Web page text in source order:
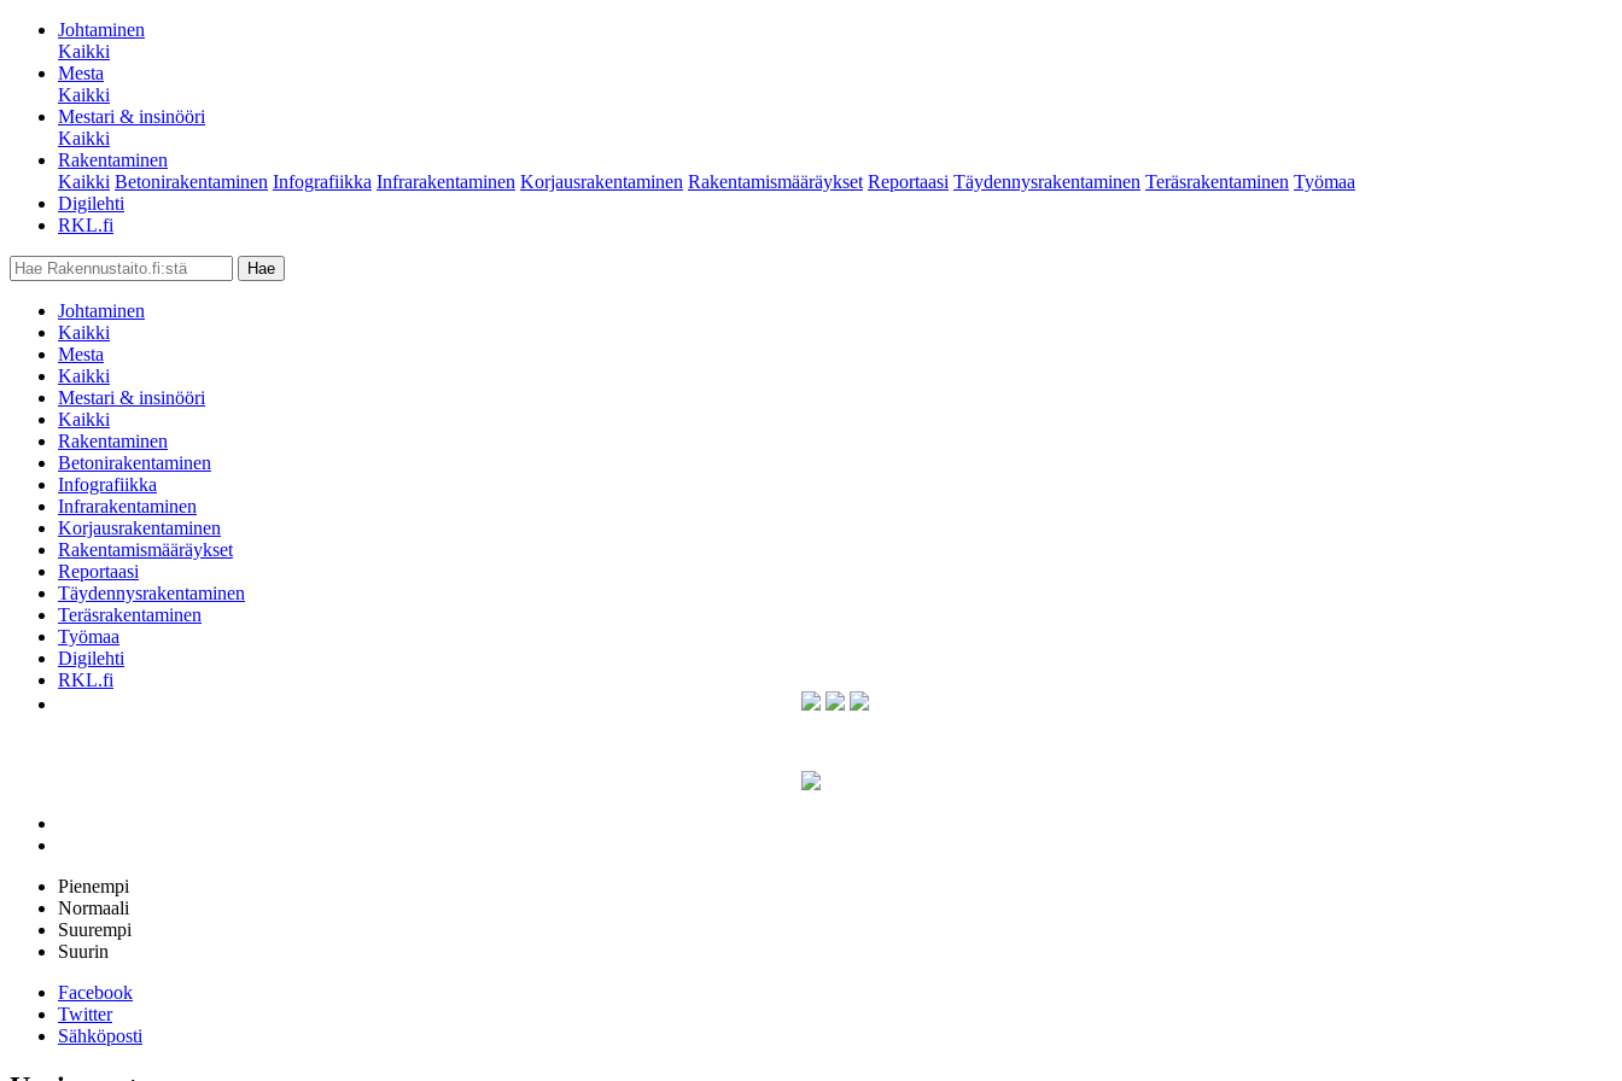
Johtaminen
Kaikki
Mesta
Kaikki
Mestari & insinööri
Kaikki
Rakentaminen
Kaikki Betonirakentaminen Infografiikka Infrarakentaminen Korjausrakentaminen Rakentamismääräykset Reportaasi Täydennysrakentaminen Teräsrakentaminen Työmaa
Digilehti
RKL.fi
Johtaminen
Kaikki
Mesta
Kaikki
Mestari & insinööri
Kaikki
Rakentaminen
Betonirakentaminen
Infografiikka
Infrarakentaminen
Korjausrakentaminen
Rakentamismääräykset
Reportaasi
Täydennysrakentaminen
Teräsrakentaminen
Työmaa
Digilehti
RKL.fi
Pienempi
Normaali
Suurempi
Suurin
Facebook
Twitter
Sähköposti